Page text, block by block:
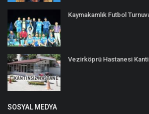
Kaymakamlık Futbol
Vezirköprü Hastanesi
SOSYAL MEDYA